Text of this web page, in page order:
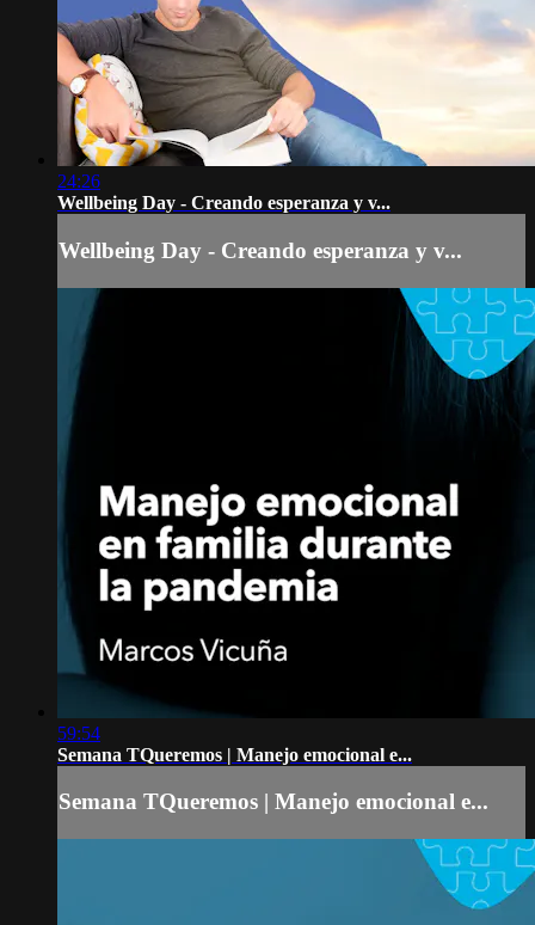
24:26
Wellbeing Day - Creando esperanza y v...
Wellbeing Day - Creando esperanza y v...
59:54
Semana TQueremos | Manejo emocional e...
Semana TQueremos | Manejo emocional e...